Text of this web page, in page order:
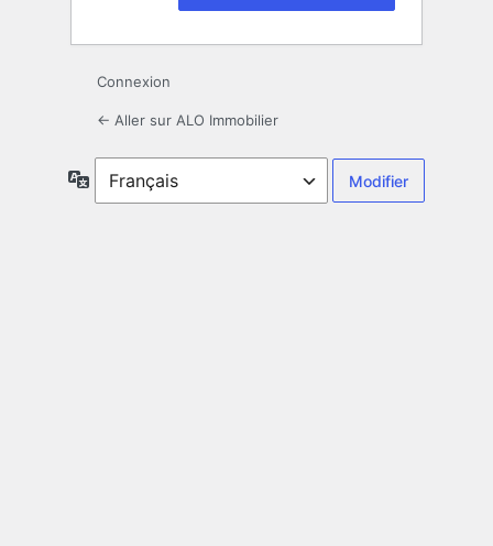
Connexion
← Aller sur ALO Immobilier
Langue